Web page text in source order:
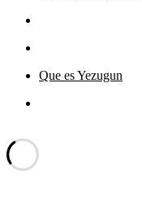
Que es Yezugun